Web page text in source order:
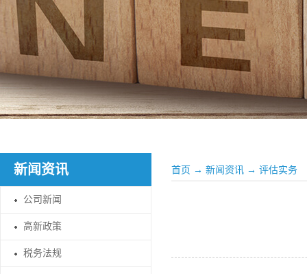
新闻资讯
公司新闻
高新政策
税务法规
首页 → 新闻资讯 → 评估实务